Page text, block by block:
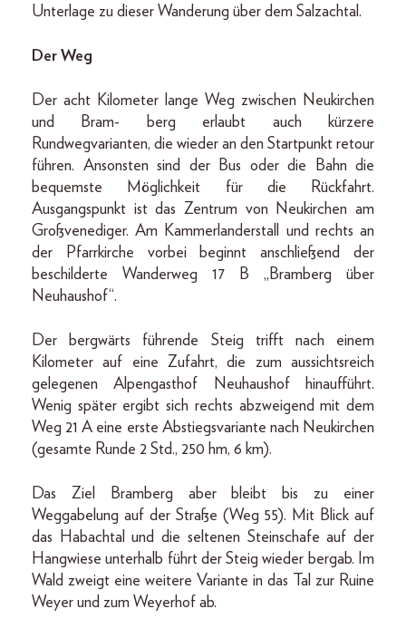
Unterlage zu dieser Wanderung über dem Salzachtal.
Der Weg
Der acht Kilometer lange Weg zwischen Neukirchen
und Bram- berg erlaubt auch kürzere
Rundwegvarianten, die wieder an den Startpunkt retour
führen. Ansonsten sind der Bus oder die Bahn die
bequemste Möglichkeit für die Rückfahrt.
Ausgangspunkt ist das Zentrum von Neukirchen am
Großvenediger. Am Kammerlanderstall und rechts an
der Pfarrkirche vorbei beginnt anschließend der
beschilderte Wanderweg 17 B „Bramberg über
Neuhaushof“.
Der bergwärts führende Steig trifft nach einem
Kilometer auf eine Zufahrt, die zum aussichtsreich
gelegenen Alpengasthof Neuhaushof hinaufführt.
Wenig später ergibt sich rechts abzweigend mit dem
Weg 21 A eine erste Abstiegsvariante nach Neukirchen
(gesamte Runde 2 Std., 250 hm, 6 km).
Das Ziel Bramberg aber bleibt bis zu einer
Weggabelung auf der Straße (Weg 55). Mit Blick auf
das Habachtal und die seltenen Steinschafe auf der
Hangwiese unterhalb führt der Steig wieder bergab. Im
Wald zweigt eine weitere Variante in das Tal zur Ruine
Weyer und zum Weyerhof ab.